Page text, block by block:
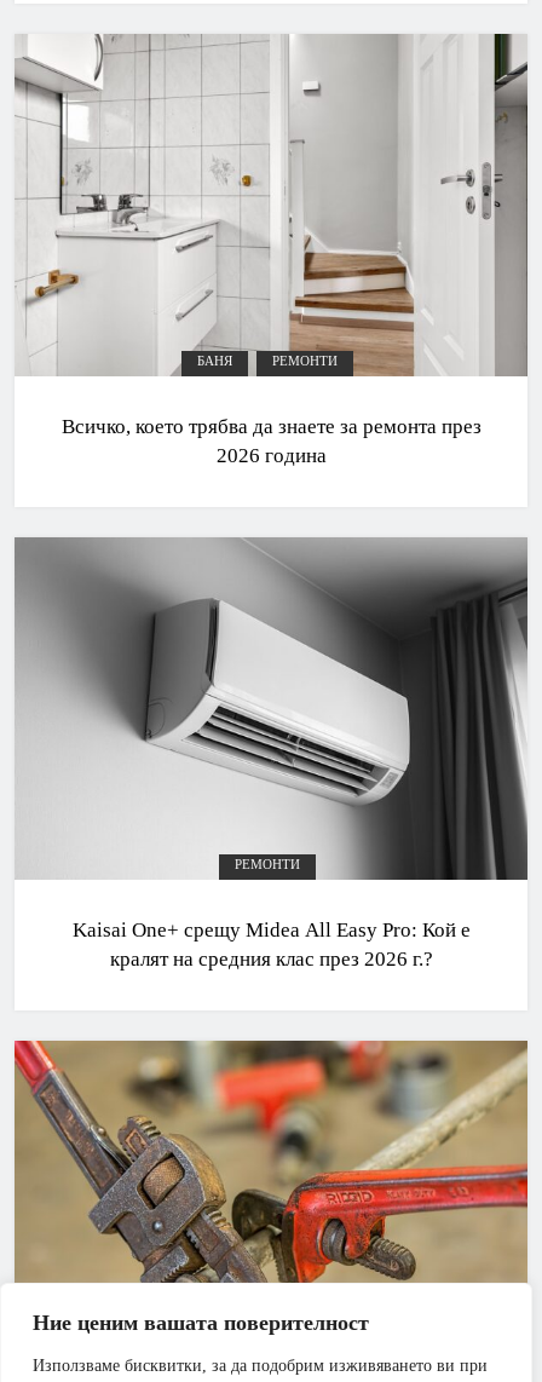
Ние ценим вашата поверителност
Използваме бисквитки, за да подобрим изживяването ви при
БАНЯ РЕМОНТИ
Всичко, което трябва да знаете за ремонта през
2026 година
РЕМОНТИ
Kaisai One+ срещу Midea All Easy Pro: Кой е
кралят на средния клас през 2026 г.?
АПАРТАМЕНТ БАНЯ